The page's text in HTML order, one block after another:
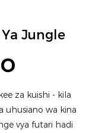
Jungle
za kuishi - kila
uhusiano wa kina
vya futari hadi